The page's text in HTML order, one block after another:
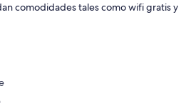
comodidades tales como wifi gratis